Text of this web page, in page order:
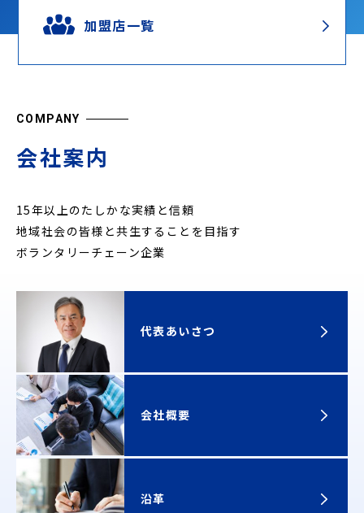
加盟店一覧
COMPANY
会社案内
15年以上のたしかな実績と信頼
地域社会の皆様と共生することを目指す
ボランタリーチェーン企業
代表あいさつ
会社概要
沿革